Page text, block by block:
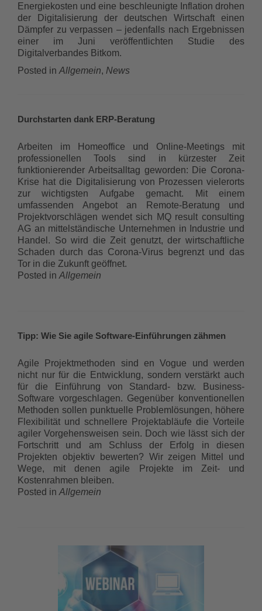
Energiekosten und eine beschleunigte Inflation drohen
der Digitalisierung der deutschen Wirtschaft einen
Dämpfer zu verpassen – jedenfalls nach Ergebnissen
einer im Juni veröffentlichten Studie des
Digitalverbandes Bitkom.
Posted in Allgemein, News
Durchstarten dank ERP-Beratung
Arbeiten im Homeoffice und Online-Meetings mit
professionellen Tools sind in kürzester Zeit
funktionierender Arbeitsalltag geworden: Die Corona-
Krise hat die Digitalisierung von Prozessen vielerorts
zur wichtigsten Aufgabe gemacht. Mit einem
umfassenden Angebot an Remote-Beratung und
Projektvorschlägen wendet sich MQ result consulting
AG an mittelständische Unternehmen in Industrie und
Handel. So wird die Zeit genutzt, der wirtschaftliche
Schaden durch das Corona-Virus begrenzt und das
Tor in die Zukunft geöffnet.
Posted in Allgemein
Tipp: Wie Sie agile Software-Einführungen zähmen
Agile Projektmethoden sind en Vogue und werden
nicht nur für die Entwicklung, sondern verstärkt auch
für die Einführung von Standard- bzw. Business-
Software vorgeschlagen. Gegenüber konventionellen
Methoden sollen punktuelle Problemlösungen, höhere
Flexibilität und schnellere Projektabläufe die Vorteile
agiler Vorgehensweisen sein. Doch wie lässt sich der
Fortschritt und am Schluss der Erfolg in diesen
Projekten objektiv bewerten? Wir zeigen Mittel und
Wege, mit denen agile Projekte im Zeit- und
Kostenrahmen bleiben.
Posted in Allgemein